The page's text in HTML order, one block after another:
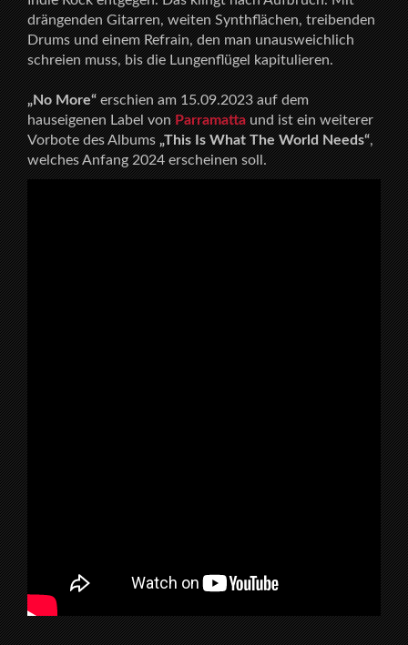
drängenden Gitarren, weiten Synthflächen, treibenden
Drums und einem Refrain, den man unausweichlich
schreien muss, bis die Lungenflügel kapitulieren.
„No More“erschien am 15.09.2023 auf dem
hauseigenen Label vonParramatta und ist ein weiterer
Vorbote des Albums„This Is What The World Needs“,
welches Anfang 2024 erscheinen soll.